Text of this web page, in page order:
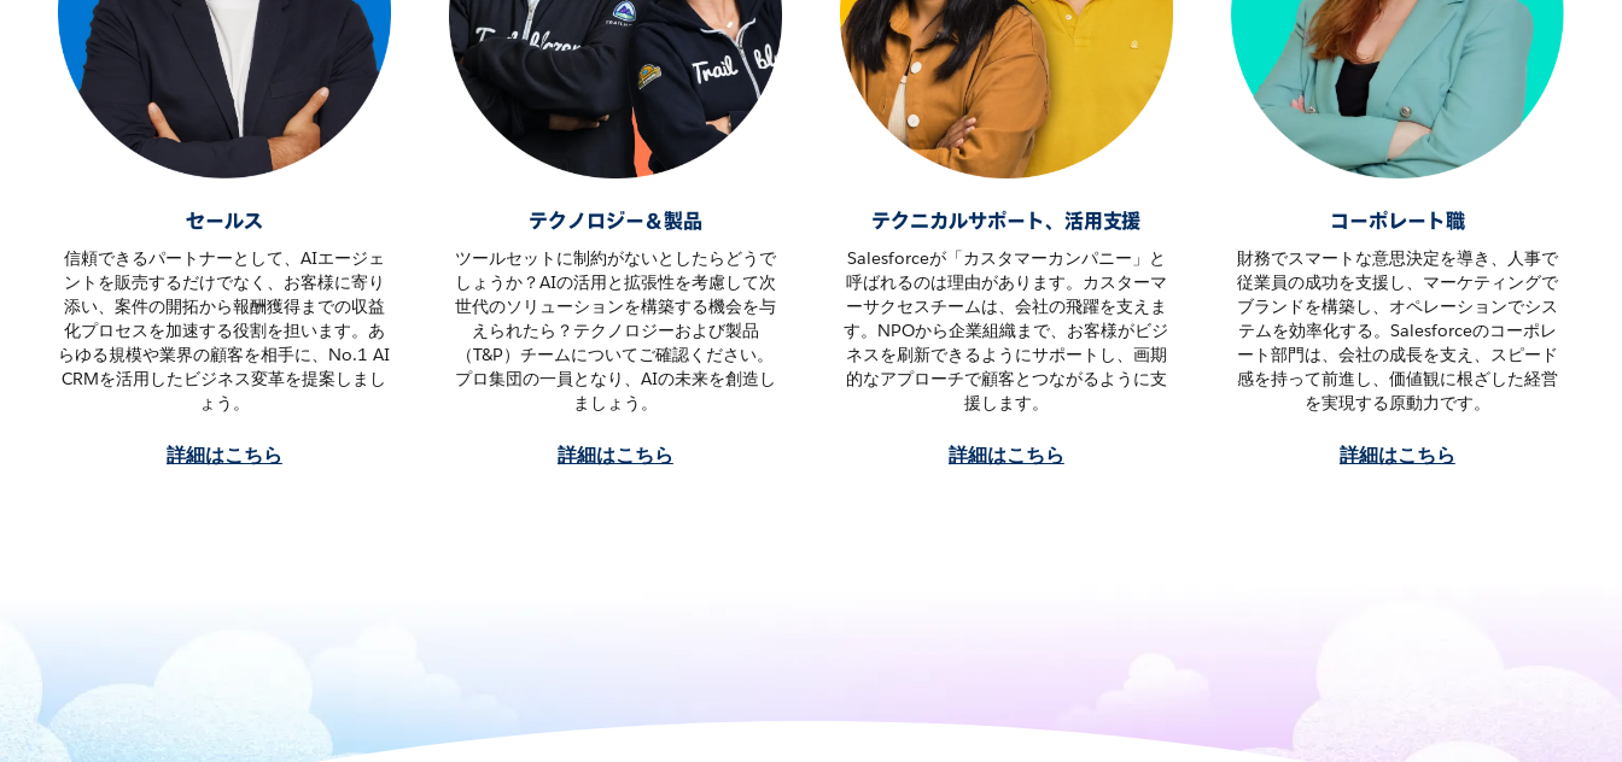
セールス
信頼できるパートナーとして、AIエージェ
ントを販売するだけでなく、お客様に寄り
添い、案件の開拓から報酬獲得までの収益
化プロセスを加速する役割を担います。あ
らゆる規模や業界の顧客を相手に、No.1 AI
CRMを活用したビジネス変革を提案しまし
ょう。
詳細はこちら
テクノロジー＆製品
ツールセットに制約がないとしたらどうで
しょうか？AIの活用と拡張性を考慮して次
世代のソリューションを構築する機会を与
えられたら？テクノロジーおよび製品
（T&P）チームについてご確認ください。
プロ集団の一員となり、AIの未来を創造し
ましょう。
詳細はこちら
テクニカルサポート、活用支援
Salesforceが「カスタマーカンパニー」と
呼ばれるのは理由があります。カスターマ
ーサクセスチームは、会社の飛躍を支えま
す。NPOから企業組織まで、お客様がビジ
ネスを刷新できるようにサポートし、画期
的なアプローチで顧客とつながるように支
援します。
詳細はこちら
コーポレート職
財務でスマートな意思決定を導き、人事で
従業員の成功を支援し、マーケティングで
ブランドを構築し、オペレーションでシス
テムを効率化する。Salesforceのコーポレ
ート部門は、会社の成長を支え、スピード
感を持って前進し、価値観に根ざした経営
を実現する原動力です。
詳細はこちら